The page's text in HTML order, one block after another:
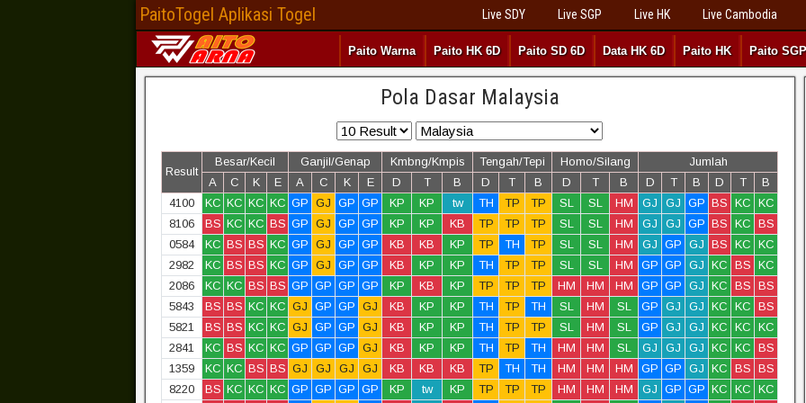
PaitoTogel Aplikasi Togel Live SDY Live SGP Live HK Live Cambodia
Paito Warna Paito HK 6D Paito SD 6D Data HK 6D Paito HK Paito SGP
Pola Dasar Malaysia
Result
Besar/Kecil Ganjil/Genap Kmbng/Kmpis Tengah/Tepi Homo/Silang
Jumlah
A
C K E A C K E D T B D T B D T B D T B D T
B
4100
KC KC KC KC GP GJ GP GP KP KP tw TH TP TP SL SL HM GJ GJ GP BS KC KC
8106
BS KC KC BS GP GJ GP GP KP KP KB TP TP TP SL SL HM GJ GJ GP BS KC BS
0584
KC BS BS KC GP GJ GP GP KB KB KP TP TH TP SL SL HM GJ GP GJ BS KC KC
2982
KC BS BS KC GP GJ GP GP KB KP KP TH TP TP SL SL HM GP GP GJ KC BS KC
2086
KC KC BS BS GP GP GP GP KP KB KP TP TP TP HM HM HM GP GP GJ KC BS BS
5843
BS BS KC KC GJ GP GP GJ KB KP KP TH TP TH SL HM SL GP GJ GJ KC KC BS
5821
BS BS KC KC GJ GP GP GJ KB KP KP TH TP TP SL HM SL GP GJ GJ KC KC KC
2841
KC BS KC KC GP GP GP GJ KB KP KP TH TP TH HM HM SL GJ GJ GJ KC KC BS
1359
KC KC BS BS GJ GJ GJ GJ KB KB KB TP TH TH HM HM HM GP GP GJ KC BS BS
8220
BS KC KC KC GP GP GP GP KP tw KP TP TP TP HM HM HM GJ GP GP KC KC KC